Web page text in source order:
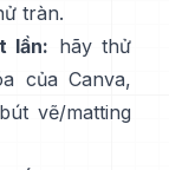
tràn.
lần: hãy thử
của Canva,
vẽ/matting